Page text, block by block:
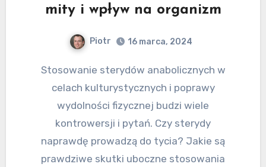
mity i wpływ na organizm
Piotr 16 marca, 2024
Stosowanie sterydów anabolicznych w
celach kulturystycznych i poprawy
wydolności fizycznej budzi wiele
kontrowersji i pytań. Czy sterydy
naprawdę prowadzą do tycia? Jakie są
prawdziwe skutki uboczne stosowania